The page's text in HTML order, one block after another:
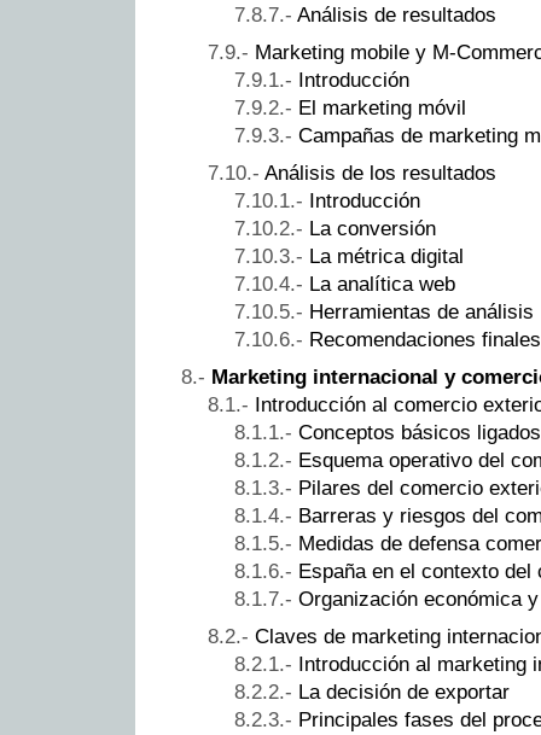
Análisis de resultados
Marketing mobile y M-
Introducción
El marketing móvil
Campañas de marketing
Análisis de los resultados
Introducción
La conversión
La métrica digital
La analítica web
Herramientas de análisis
Recomendaciones finales
Marketing internacional y
Introducción al comercio
Conceptos básicos
Esquema operativo del
Pilares del comercio
Barreras y riesgos del
Medidas de defensa
España en el contexto
Organización económica
Claves de marketing
Introducción al marketing
La decisión de exportar
Principales fases del